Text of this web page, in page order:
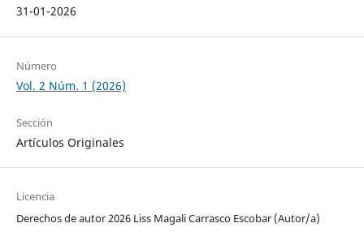
31-01-2026
Número
Vol. 2 Núm. 1 (2026)
Sección
Artículos Originales
Licencia
Derechos de autor 2026 Liss Magali Carrasco Escobar (Autor/a)